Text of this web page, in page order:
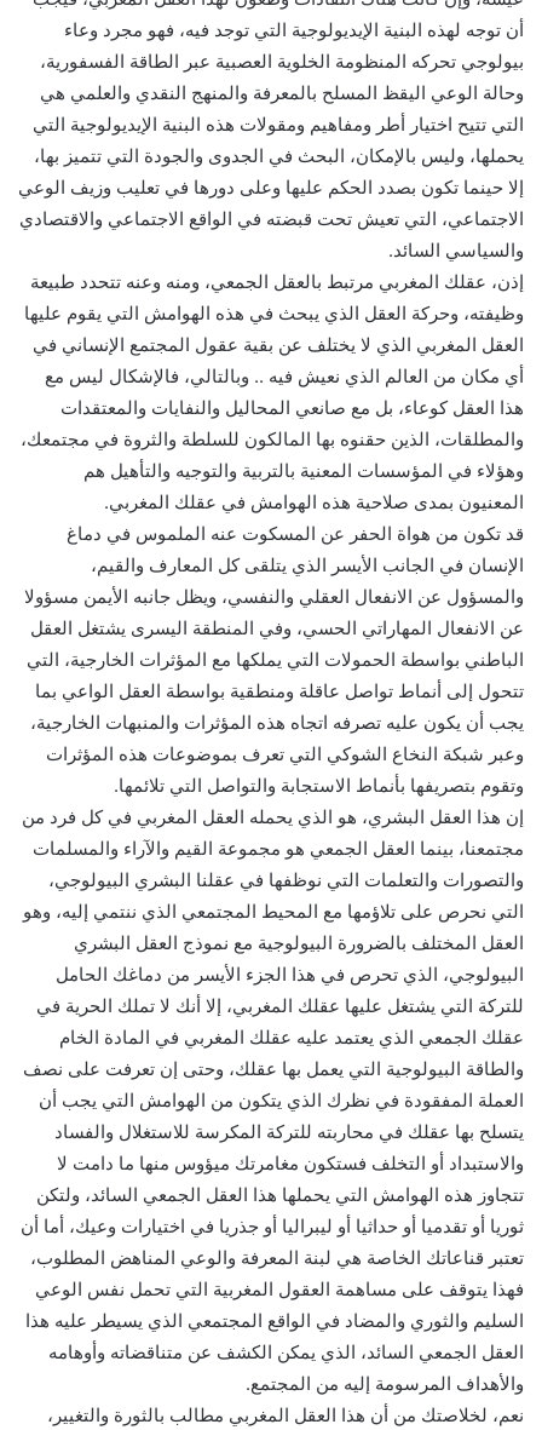
أن توجه لهذه البنية الإيديولوجية التي توجد فيه، فهو مجرد وعاء
بيولوجي تحركه المنظومة الخلوية العصبية عبر الطاقة الفسفورية،
وحالة الوعي اليقظ المسلح بالمعرفة والمنهج النقدي والعلمي هي
التي تتيح اختيار أطر ومفاهيم ومقولات هذه البنية الإيديولوجية التي
يحملها، وليس بالإمكان، البحث في الجدوى والجودة التي تتميز بها،
إلا حينما تكون بصدد الحكم عليها وعلى دورها في تعليب وزيف الوعي
الاجتماعي، التي تعيش تحت قبضته في الواقع الاجتماعي والاقتصادي
والسياسي السائد.
إذن، عقلك المغربي مرتبط بالعقل الجمعي، ومنه وعنه تتحدد طبيعة
وظيفته، وحركة العقل الذي يبحث في هذه الهوامش التي يقوم عليها
العقل المغربي الذي لا يختلف عن بقية عقول المجتمع الإنساني في
أي مكان من العالم الذي نعيش فيه .. وبالتالي، فالإشكال ليس مع
هذا العقل كوعاء، بل مع صانعي المحاليل والنفايات والمعتقدات
والمطلقات، الذين حقنوه بها المالكون للسلطة والثروة في مجتمعك،
وهؤلاء في المؤسسات المعنية بالتربية والتوجيه والتأهيل هم
المعنيون بمدى صلاحية هذه الهوامش في عقلك المغربي.
قد تكون من هواة الحفر عن المسكوت عنه الملموس في دماغ
الإنسان في الجانب الأيسر الذي يتلقى كل المعارف والقيم،
والمسؤول عن الانفعال العقلي والنفسي، ويظل جانبه الأيمن مسؤولا
عن الانفعال المهاراتي الحسي، وفي المنطقة اليسرى يشتغل العقل
الباطني بواسطة الحمولات التي يملكها مع المؤثرات الخارجية، التي
تتحول إلى أنماط تواصل عاقلة ومنطقية بواسطة العقل الواعي بما
يجب أن يكون عليه تصرفه اتجاه هذه المؤثرات والمنبهات الخارجية،
وعبر شبكة النخاع الشوكي التي تعرف بموضوعات هذه المؤثرات
وتقوم بتصريفها بأنماط الاستجابة والتواصل التي تلائمها.
إن هذا العقل البشري، هو الذي يحمله العقل المغربي في كل فرد من
مجتمعنا، بينما العقل الجمعي هو مجموعة القيم والآراء والمسلمات
والتصورات والتعلمات التي نوظفها في عقلنا البشري البيولوجي،
التي نحرص على تلاؤمها مع المحيط المجتمعي الذي ننتمي إليه، وهو
العقل المختلف بالضرورة البيولوجية مع نموذج العقل البشري
البيولوجي، الذي تحرص في هذا الجزء الأيسر من دماغك الحامل
للتركة التي يشتغل عليها عقلك المغربي، إلا أنك لا تملك الحرية في
عقلك الجمعي الذي يعتمد عليه عقلك المغربي في المادة الخام
والطاقة البيولوجية التي يعمل بها عقلك، وحتى إن تعرفت على نصف
العملة المفقودة في نظرك الذي يتكون من الهوامش التي يجب أن
يتسلح بها عقلك في محاربته للتركة المكرسة للاستغلال والفساد
والاستبداد أو التخلف فستكون مغامرتك ميؤوس منها ما دامت لا
تتجاوز هذه الهوامش التي يحملها هذا العقل الجمعي السائد، ولتكن
ثوريا أو تقدميا أو حداثيا أو ليبراليا أو جذريا في اختيارات وعيك، أما أن
تعتبر قناعاتك الخاصة هي لبنة المعرفة والوعي المناهض المطلوب،
فهذا يتوقف على مساهمة العقول المغربية التي تحمل نفس الوعي
السليم والثوري والمضاد في الواقع المجتمعي الذي يسيطر عليه هذا
العقل الجمعي السائد، الذي يمكن الكشف عن متناقضاته وأوهامه
والأهداف المرسومة إليه من المجتمع.
نعم، لخلاصتك من أن هذا العقل المغربي مطالب بالثورة والتغيير،